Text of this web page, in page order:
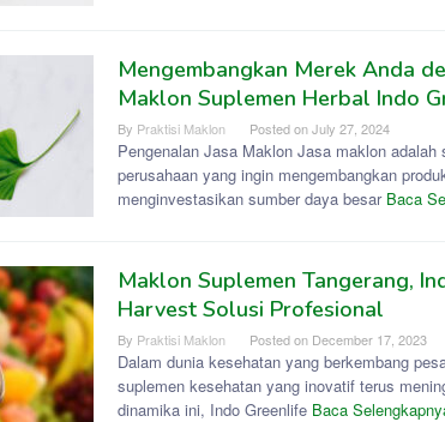
Mengembangkan Merek Anda
Maklon Suplemen Herbal Indo
By Praktisi Maklon Posted onJuly 27, 2024
Pengenalan Jasa Maklon Jasa maklon adalah
perusahaan yang ingin mengembangkan
menginvestasikan sumber daya besar Baca
Maklon Suplemen Tangerang,
Harvest Solusi Profesional
By Praktisi Maklon Posted on December 17, 2023
Dalam dunia kesehatan yang berkembang
suplemen kesehatan yang inovatif terus
dinamika ini, Indo Greenlife Baca